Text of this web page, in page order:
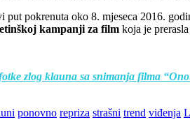
put pokrenuta oko 8. mjeseca 2016.
kampanji za film koja je
zlog klauna sa snimanja filma
ponovno repriza strašni trend viđenja